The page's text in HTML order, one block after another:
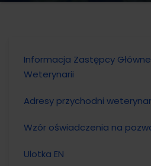
Informacja Zastępcy
Weterynarii
Adresy przychodni
Wzór oświadczenia na
Ulotka EN